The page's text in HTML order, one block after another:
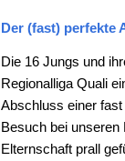
Der (fast) perfekte
Die 16 Jungs und
Regionalliga Quali
Abschluss einer
Besuch bei unseren
Elternschaft prall